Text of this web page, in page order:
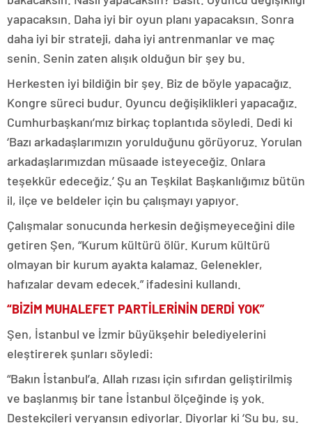
yapacaksın. Daha iyi bir oyun planı yapacaksın. Sonra
daha iyi bir strateji, daha iyi antrenmanlar ve maç
senin. Senin zaten alışık olduğun bir şey bu.
Herkesten iyi bildiğin bir şey. Biz de böyle yapacağız.
Kongre süreci budur. Oyuncu değişiklikleri yapacağız.
Cumhurbaşkanı’mız birkaç toplantıda söyledi. Dedi ki
‘Bazı arkadaşlarımızın yorulduğunu görüyoruz. Yorulan
arkadaşlarımızdan müsaade isteyeceğiz. Onlara
teşekkür edeceğiz.’ Şu an Teşkilat Başkanlığımız bütün
il, ilçe ve beldeler için bu çalışmayı yapıyor.
Çalışmalar sonucunda herkesin değişmeyeceğini dile
getiren Şen, “Kurum kültürü ölür. Kurum kültürü
olmayan bir kurum ayakta kalamaz. Gelenekler,
hafızalar devam edecek.” ifadesini kullandı.
“BİZİM MUHALEFET PARTİLERİNİN DERDİ YOK”
Şen, İstanbul ve İzmir büyükşehir belediyelerini
eleştirerek şunları söyledi:
“Bakın İstanbul’a. Allah rızası için sıfırdan geliştirilmiş
ve başlanmış bir tane İstanbul ölçeğinde iş yok.
Destekçileri veryansın ediyorlar. Diyorlar ki ‘Su bu, su.